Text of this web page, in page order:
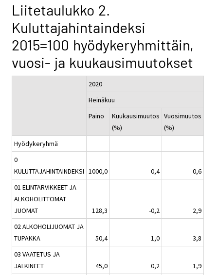
Liitetaulukko 2.
Kuluttajahintaindeksi
2015=100 hyödykeryhmittäin,
vuosi- ja kuukausimuutokset
2020
Heinäkuu
Paino
Kuukausimuutos
(%)
Vuosimuutos
(%)
Hyödykeryhmä
0
KULUTTAJAHINTAINDEKSI 1000,0 0,4
0,6
01 ELINTARVIKKEET JA
ALKOHOLITTOMAT
JUOMAT
128,3 -0,2
2,9
02 ALKOHOLIJUOMAT JA
TUPAKKA
50,4 1,0
3,8
03 VAATETUS JA
JALKINEET
45,0 0,2
1,9